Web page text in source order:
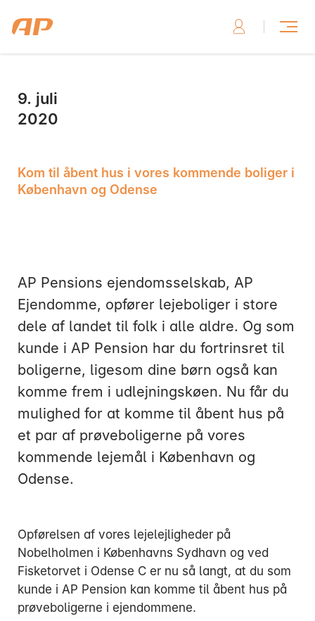
9. juli
2020
Kom til åbent hus i vores kommende boliger i
København og Odense
AP Pensions ejendomsselskab, AP
Ejendomme, opfører lejeboliger i store
dele af landet til folk i alle aldre. Og som
kunde i AP Pension har du fortrinsret til
boligerne, ligesom dine børn også kan
komme frem i udlejningskøen. Nu får du
mulighed for at komme til åbent hus på
et par af prøveboligerne på vores
kommende lejemål i København og
Odense.
Opførelsen af vores lejelejligheder på
Nobelholmen i Københavns Sydhavn og ved
Fisketorvet i Odense C er nu så langt, at du som
kunde i AP Pension kan komme til åbent hus på
prøveboligerne i ejendommene.
Skriv til os, hvis du har brug for hjælp
Ring til os, hvis du har brug for hjælp
Mandag:
Tirsdag:
Onsdag:
Torsdag:
Fredag:
3916 5000